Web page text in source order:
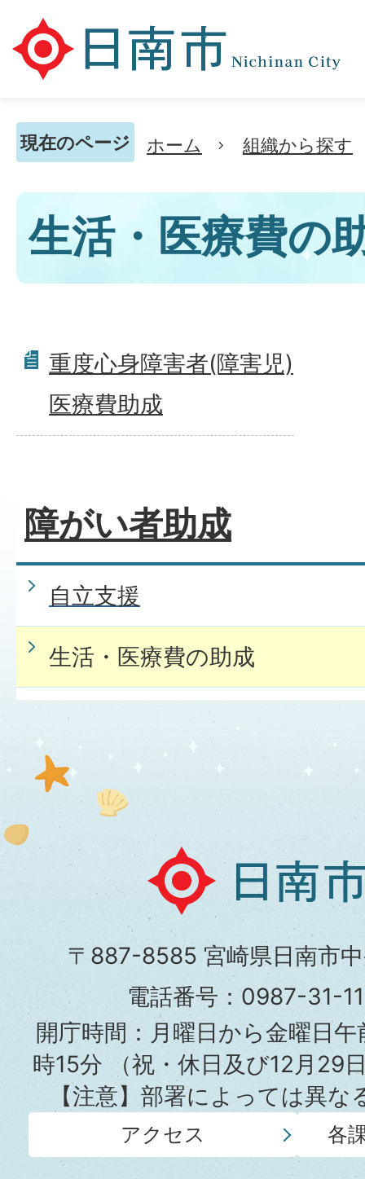
現在のページ ホーム 組織から探す
生活・医療費の
重度心身障害者(障害児)
医療費助成
障がい者助成
自立支援
生活・医療費の助成
日
南
市
役
所
〒887-8585 宮崎県日南市
電話番号：0987-31-
開庁時間：月曜日から金曜日
時15分（祝・休日及び12月29
【注意】部署によっては異
アクセス 各